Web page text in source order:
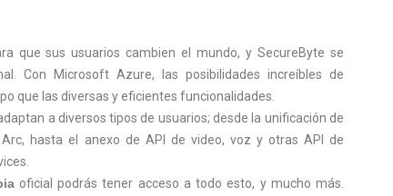
que sus usuarios cambien el mundo, y SecureByte se
Con Microsoft Azure, las posibilidades increíbles de
que las diversas y eficientes funcionalidades.
a diversos tipos de usuarios; desde la unificación de
hasta el anexo de API de video, voz y otras API de
oficial podrás tener acceso a todo esto, y mucho más.